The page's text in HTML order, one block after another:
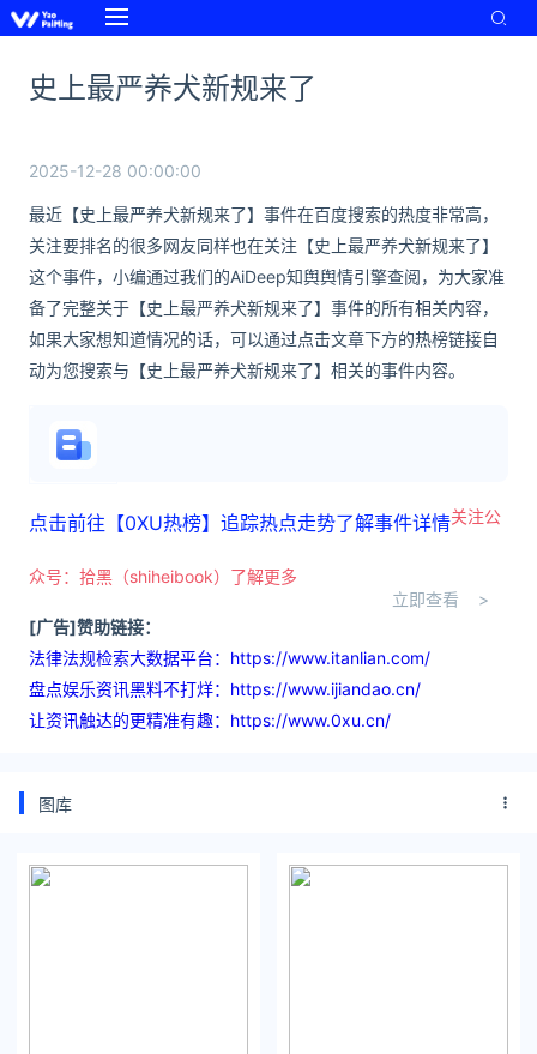
史上最严养犬新规来了
2025-12-28 00:00:00
最近【史上最严养犬新规来了】事件在百度搜索的热度非常高，
关注要排名的很多网友同样也在关注【史上最严养犬新规来了】
这个事件，小编通过我们的AiDeep知舆舆情引擎查阅，为大家准
备了完整关于【史上最严养犬新规来了】事件的所有相关内容，
如果大家想知道情况的话，可以通过点击文章下方的热榜链接自
动为您搜索与【史上最严养犬新规来了】相关的事件内容。
点击前往【0XU热榜】追踪热点走势了解事件详情
立即查看 >
关注公
众号：拾黑（shiheibook）了解更多
[广告]赞助链接：
法律法规检索大数据平台：https://www.itanlian.com/
盘点娱乐资讯黑料不打烊：https://www.ijiandao.cn/
让资讯触达的更精准有趣：https://www.0xu.cn/
图库